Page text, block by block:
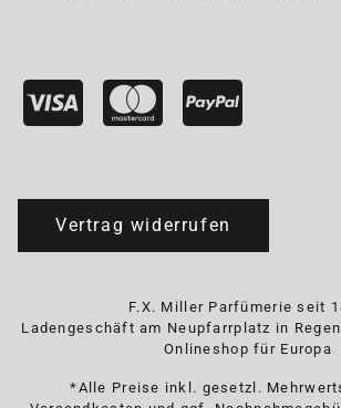
Vertrag widerrufen
F.X. Miller Parfümerie seit
Ladengeschäft am Neupfarrplatz in
Onlineshop für Europa
*Alle Preise inkl. gesetzl.